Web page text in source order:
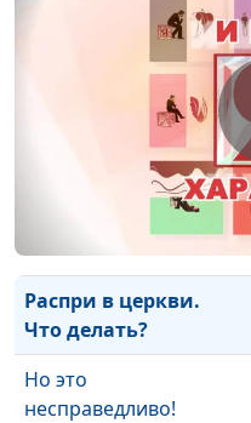
Обида Мелхолы
Судьба Мелхолы
Прости, как простили
тебя
Распри в церкви.
Что делать?
Но это
несправедливо!